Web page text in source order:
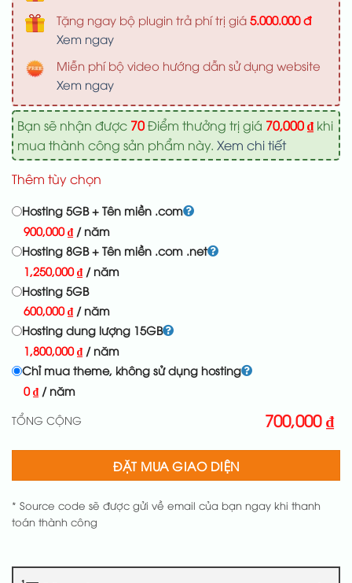
Tặng ngay bộ plugin trả phí trị giá 5.000.000 đ
Xem ngay
Miễn phí bộ video hướng dẫn sử dụng website
Xem ngay
Bạn sẽ nhận được 70Điểm thưởng trị giá 70,000₫khi
mua thành công sản phẩm này. Xem chi tiết
Thêm tùy chọn
Hosting 5GB + Tên miền .com
900,000₫ / năm
Hosting 8GB + Tên miền .com .net
1,250,000₫ / năm
Hosting 5GB
600,000₫ / năm
Hosting dung lượng 15GB
1,800,000₫ / năm
Chỉ mua theme, không sử dụng hosting
0₫ / năm
TỔNG CỘNG
700,000₫
ĐẶT MUA GIAO DIỆN
* Source code sẽ được gửi về email của bạn ngay khi thanh
toán thành công